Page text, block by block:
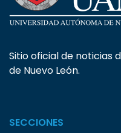
Sitio oficial de noticias
de Nuevo León.
SECCIONES